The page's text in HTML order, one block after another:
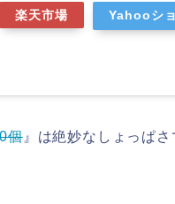
楽天市場 Yahooシ
個』は絶妙なしょっぱさ